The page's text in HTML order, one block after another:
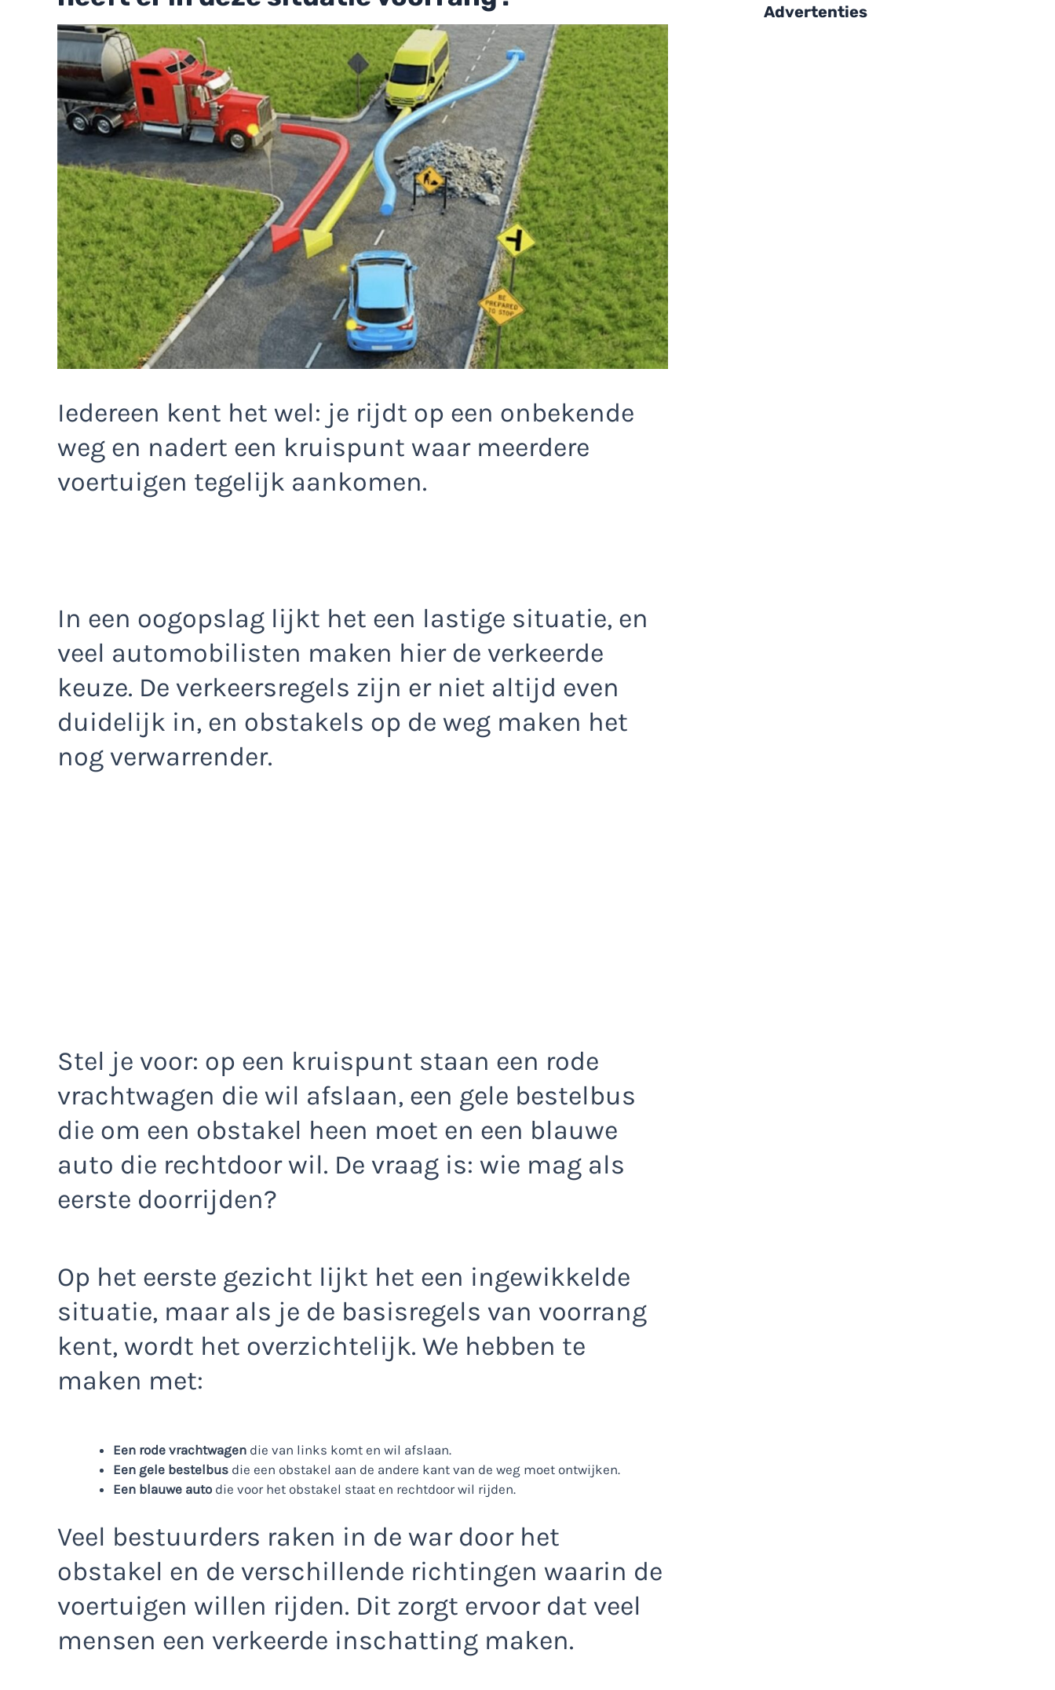
Iedereen kent het wel: je rijdt op een onbekende
weg en nadert een kruispunt waar meerdere
voertuigen tegelijk aankomen.
In een oogopslag lijkt het een lastige situatie, en
veel automobilisten maken hier de verkeerde
keuze. De verkeersregels zijn er niet altijd even
duidelijk in, en obstakels op de weg maken het
nog verwarrender.
Stel je voor: op een kruispunt staan een rode
vrachtwagen die wil afslaan, een gele bestelbus
die om een obstakel heen moet en een blauwe
auto die rechtdoor wil. De vraag is: wie mag als
eerste doorrijden?
Op het eerste gezicht lijkt het een ingewikkelde
situatie, maar als je de basisregels van voorrang
kent, wordt het overzichtelijk. We hebben te
maken met:
Een rode vrachtwagen die van links komt en wil afslaan.
Een gele bestelbus die een obstakel aan de andere kant van de weg moet ontwijken.
Een blauwe auto die voor het obstakel staat en rechtdoor wil rijden.
Veel bestuurders raken in de war door het
obstakel en de verschillende richtingen waarin de
voertuigen willen rijden. Dit zorgt ervoor dat veel
mensen een verkeerde inschatting maken.
Advertenties